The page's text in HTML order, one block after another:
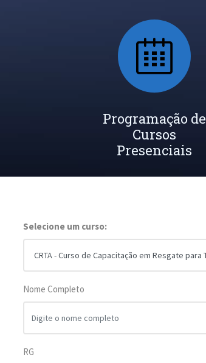
Programação de
Cursos
Presenciais
Selecione um curso:
Nome Completo
RG